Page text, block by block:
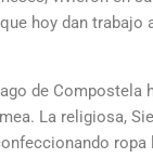
hoy dan
de Compostela
La religiosa,